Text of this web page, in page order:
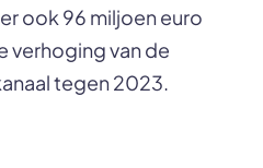
ook 96 miljoen euro
verhoging van de
tegen 2023.